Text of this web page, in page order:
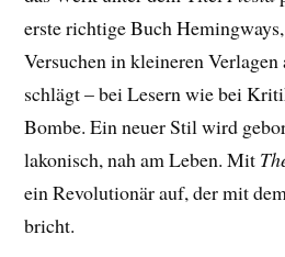
erste richtige Buch
Versuchen in kleineren
schlägt – bei Lesern wie bei
Bombe. Ein neuer Stil wird
lakonisch, nah am Leben. Mit
ein Revolutionär auf, der mit
bricht.